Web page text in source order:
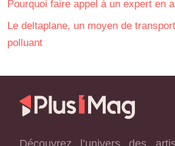
Pourquoi faire appel à un expert en
Le deltaplane, un moyen de
polluant
Découvrez l’univers des